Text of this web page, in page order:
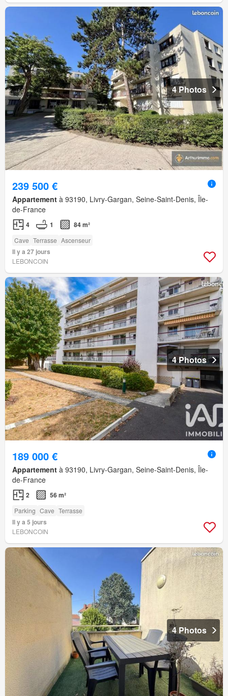
4 Photos
239 500 €
Appartement à 93190, Livry-Gargan, Seine-Saint-Denis, Île-
de-France
4 1 84 m²
Cave Terrasse Ascenseur
Il y a 27 jours
LEBONCOIN
4 Photos
189 000 €
Appartement à 93190, Livry-Gargan, Seine-Saint-Denis, Île-
de-France
2 56 m²
Parking Cave Terrasse
Il y a 5 jours
LEBONCOIN
4 Photos